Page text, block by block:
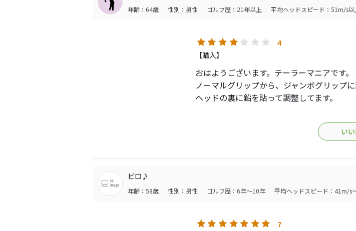
少し窮屈ということですが、わがままな悩
年齢：64歳 性別：男性 ゴルフ歴：21年以上 平均ヘッドスピード：51m/s以
4
【購入】
おはようございます。テーラーマニアです。
ノーマルグリップから、ジャンボグリップに
ヘッドの裏に鉛を貼って調整してます。
どうしても、フェースの部分が樹脂で出来
パットの距離感がつかめにくいと思います。
メーカーに色々相談してみましたが、やっ
フェースの部分が元に戻るみたいです。皆
い
ピロ♪
年齢：58歳 性別：男性 ゴルフ歴：6年～10年 平均ヘッドスピード：41m/s
7